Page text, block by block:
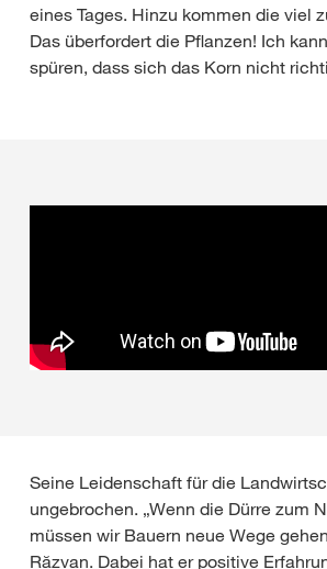
eines Tages. Hinzu kommen die viel
Das überfordert die Pflanzen! Ich
spüren, dass sich das Korn nicht
Seine Leidenschaft für die
ungebrochen. „Wenn die Dürre zum
müssen wir Bauern neue Wege
Răzvan. Dabei hat er positive